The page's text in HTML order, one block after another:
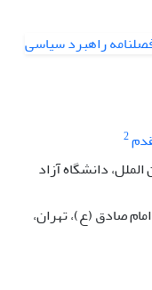
2
دانشگاه آزاد
صادق (ع)، تهران،